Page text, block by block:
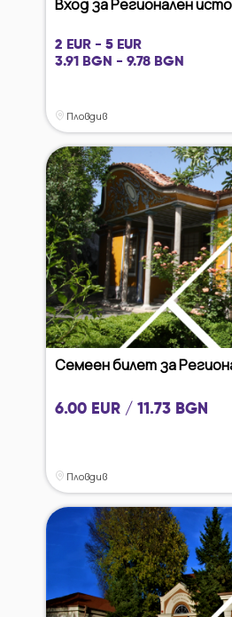
Вход за Регионален
2 EUR - 5 EUR
3.91 BGN - 9.78 BGN
Пловдив
Семеен билет за
6.00 EUR / 11.73 BGN
Пловдив